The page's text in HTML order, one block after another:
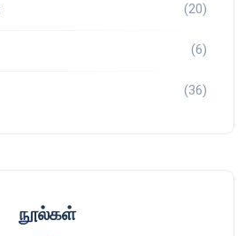
(20)
(6)
(36)
நூல்கள்